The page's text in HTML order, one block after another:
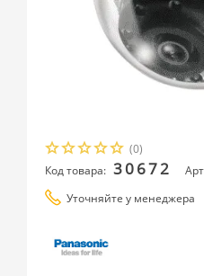
(0)
Код товара: 30672
Уточняйте у менеджера